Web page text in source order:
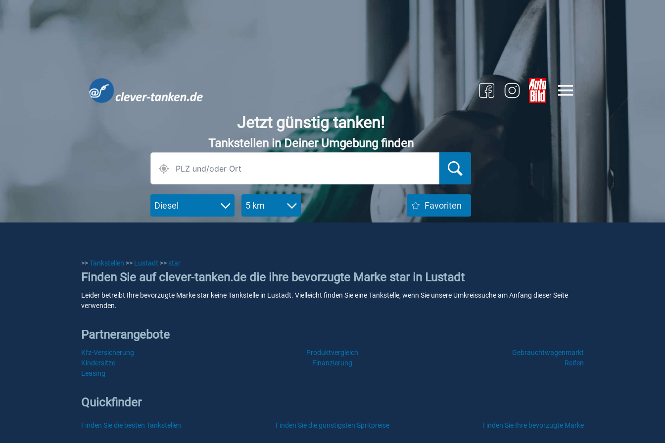
Jetzt günstig tanken!
Tankstellen in Deiner Umgebung finden
Diesel 5 km Favoriten
>>Tankstellen >> Lustadt >> star
Finden Sie auf clever-tanken.de die ihre bevorzugte Marke star in Lustadt
Leider betreibt Ihre bevorzugte Marke star keine Tankstelle in Lustadt. Vielleicht finden Sie eine Tankstelle, wenn Sie unsere Umkreissuche am Anfang dieser Seite
verwenden.
Partnerangebote
Kfz-Versicherung Produktvergleich
Gebrauchtwagenmarkt
Kindersitze
Finanzierung
Reifen
Leasing
Quickfinder
Finden Sie die besten Tankstellen Finden Sie die günstigsten Spritpreise Finden Sie Ihre bevorzugte Marke